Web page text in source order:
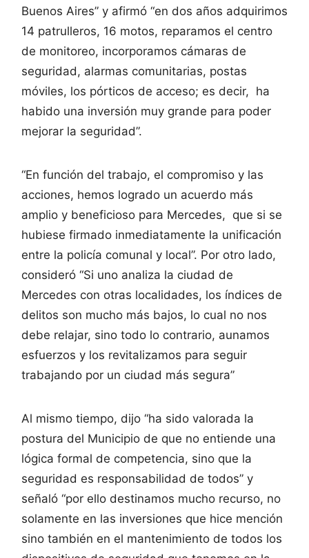
Buenos Aires” y afirmó “en dos años adquirimos
14 patrulleros, 16 motos, reparamos el centro
de monitoreo, incorporamos cámaras de
seguridad, alarmas comunitarias, postas
móviles, los pórticos de acceso; es decir, ha
habido una inversión muy grande para poder
mejorar la seguridad”.
“En función del trabajo, el compromiso y las
acciones, hemos logrado un acuerdo más
amplio y beneficioso para Mercedes, que si se
hubiese firmado inmediatamente la unificación
entre la policía comunal y local”. Por otro lado,
consideró “Si uno analiza la ciudad de
Mercedes con otras localidades, los índices de
delitos son mucho más bajos, lo cual no nos
debe relajar, sino todo lo contrario, aunamos
esfuerzos y los revitalizamos para seguir
trabajando por un ciudad más segura”
Al mismo tiempo, dijo “ha sido valorada la
postura del Municipio de que no entiende una
lógica formal de competencia, sino que la
seguridad es responsabilidad de todos” y
señaló “por ello destinamos mucho recurso, no
solamente en las inversiones que hice mención
sino también en el mantenimiento de todos los